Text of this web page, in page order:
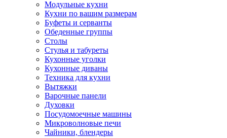
Модульные кухни
Кухни по вашим размерам
Буфеты и серванты
Обеденные группы
Столы
Стулья и табуреты
Кухонные уголки
Кухонные диваны
Техника для кухни
Вытяжки
Варочные панели
Духовки
Посудомоечные машины
Микроволновые печи
Чайники, блендеры